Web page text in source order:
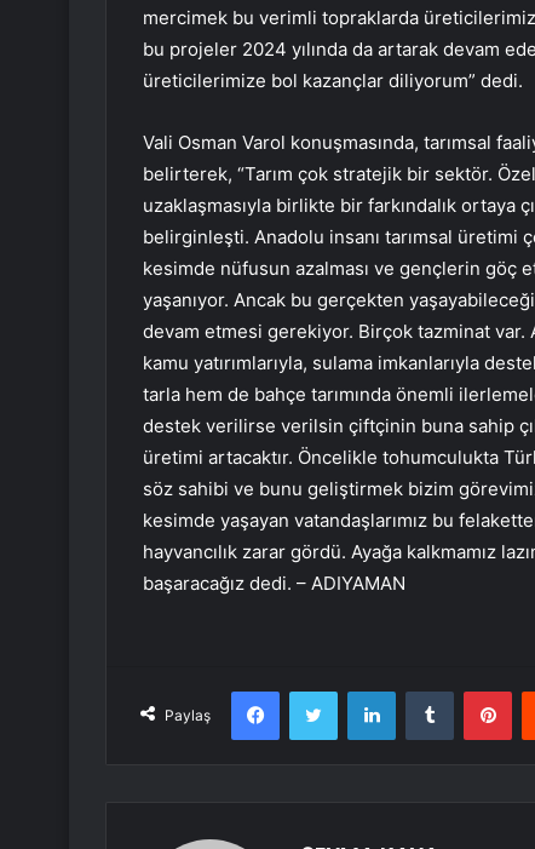
mercimek bu verimli topraklarda
bu projeler 2024 yılında da artarak devam
üreticilerimize bol kazançlar diliyorum” dedi.
Vali Osman Varol konuşmasında, tarımsal
belirterek, “Tarım çok stratejik bir sektör.
uzaklaşmasıyla birlikte bir farkındalık ortaya
belirginleşti. Anadolu insanı tarımsal üretimi
kesimde nüfusun azalması ve gençlerin göç
yaşanıyor. Ancak bu gerçekten
devam etmesi gerekiyor. Birçok tazminat var.
kamu yatırımlarıyla, sulama imkanlarıyla
tarla hem de bahçe tarımında önemli
destek verilirse verilsin çiftçinin buna sahip
üretimi artacaktır. Öncelikle tohumculukta
söz sahibi ve bunu geliştirmek bizim
kesimde yaşayan vatandaşlarımız bu
hayvancılık zarar gördü. Ayağa kalkmamız
başaracağız dedi. – ADIYAMAN
Paylaş
FacebookTwitter LinkedInTumblr